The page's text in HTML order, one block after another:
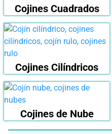
Cojines Cuadrados
Cojines Cilíndricos
Cojines de Nube